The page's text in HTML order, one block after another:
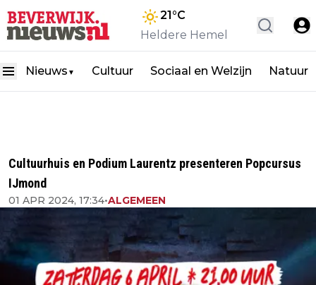
21°C
Heldere Hemel
Nieuws ▼ Cultuur Sociaal en Welzijn Natuur
Cultuurhuis en Podium Laurentz presenteren Popcursus
IJmond
01 APR 2024, 17:34•ALGEMEEN